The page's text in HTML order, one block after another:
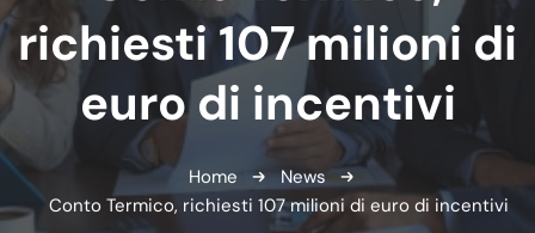
richiesti 107 milioni di
euro di incentivi
Home
News
Conto Termico, richiesti 107 milioni di euro di incentivi